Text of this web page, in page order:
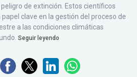
de extinción. Estos científicos
clave en la gestión del proceso de
a las condiciones climáticas
Seguir leyendo